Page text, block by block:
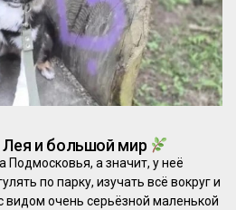
Лея и большой мир
Подмосковья, а значит, у неё
по парку, изучать всё вокруг и
видом очень серьёзной маленькой